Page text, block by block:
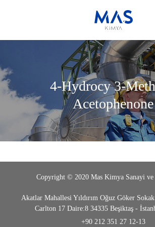
4-Hydrocy 3-
Acetophenone
Copyright © 2020 Mas Kimya Sanayi
Akatlar Mahallesi Yıldırım Oğuz Göker
Carlton 17 Daire:8 34335 Beşiktaş -
+90 212 351 27 12-13